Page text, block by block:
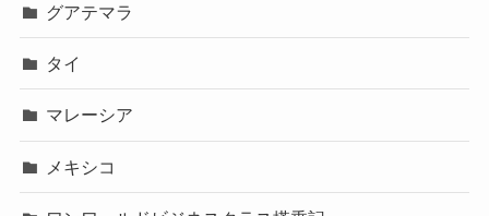
グアテマラ
タイ
マレーシア
メキシコ